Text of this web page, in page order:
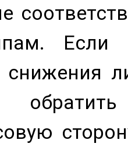
Если
снижения